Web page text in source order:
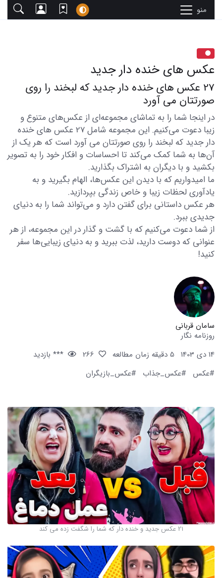
منو
عکس های خنده دار جدید
27 عکس های خنده دار جدید که لبخند را روی
صورتتان می آورد
در اینجا شما را به تماشای مجموعه‌ای از عکس‌های متنوع و
زیبا دعوت می‌کنیم. این مجموعه شامل 27 عکس های خنده
دار جدید که لبخند را روی صورتتان می آورد است که هر یک از
آن‌ها به شما کمک می‌کند تا احساسات و افکار خود را به تصویر
بکشید و با دیگران به اشتراک بگذارید.
ما امیدواریم که با دیدن این عکس‌ها، الهام بگیرید و به
یادآوری لحظات زیبا و خاص زندگی بپردازید.
هر عکس داستانی برای گفتن دارد و می‌تواند شما را به دنیای
جدیدی ببرد.
از شما دعوت می‌کنیم که با گشت و گذار در این مجموعه، از هر
عنوانی که دوست دارید، لذت ببرید و به دنیای زیبایی‌ها سفر
کنید!
سامان قربانی
روزنامه نگار
14 دی 1403
5 دقیقه زمان مطالعه
*** بازدید
#عکس
#عکس_جذاب #عکس_بازیگران
21 عکس جدید و خنده دار که شما را شگفت زده می کند